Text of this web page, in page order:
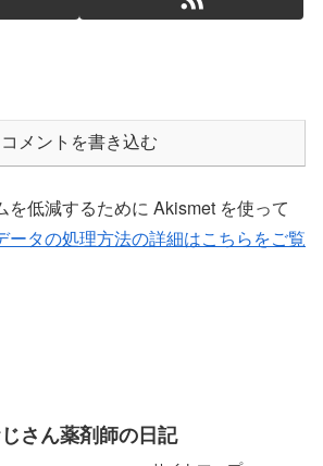
コメントを書き込む
を低減するために Akismet を使って
ータの処理方法の詳細はこちらをご覧
さん薬剤師の日記